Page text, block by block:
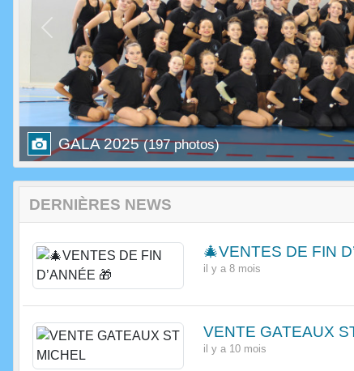
GALA 2025(197 photos)
Previous
DERNIÈRES NEWS
🎄VENTES DE FIN
il y a 8 mois
VENTE GATEAUX
il y a 10 mois